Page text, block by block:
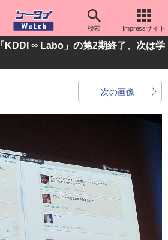
検索 Impressサイト
KDDI ∞ Labo」の第2期終了、次は学
次の画像